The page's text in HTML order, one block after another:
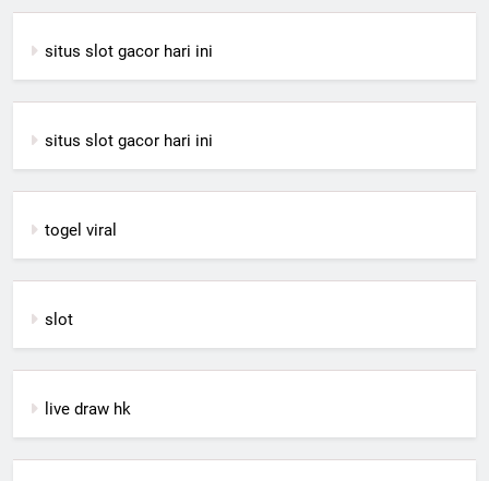
situs slot gacor hari ini
situs slot gacor hari ini
togel viral
slot
live draw hk